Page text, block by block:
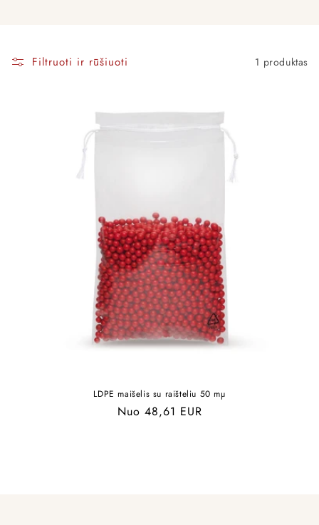
Filtruoti ir rūšiuoti 1 produktas
LDPE maišelis su raišteliu 50 mµ
Įprasta
Nuo 48,61 EUR